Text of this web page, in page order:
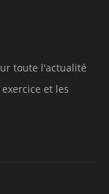
toute l'actualité
et les